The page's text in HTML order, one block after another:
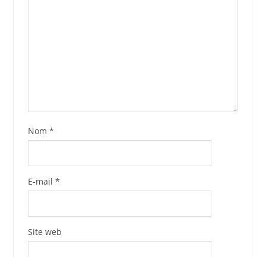
Nom *
E-mail *
Site web